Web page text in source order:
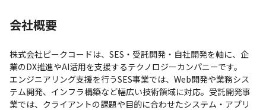
会社概要
株式会社ピークコードは、SES・受託開発・自社開発を軸に、企
業のDX推進やAI活用を支援するテクノロジーカンパニーです。
エンジニアリング支援を行うSES事業では、Web開発や業務シス
テム開発、インフラ構築など幅広い技術領域に対応。受託開発事
業では、クライアントの課題や目的に合わせたシステム・アプリ